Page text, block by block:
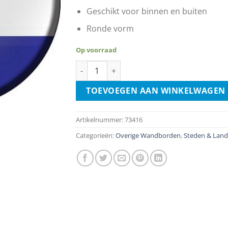
Geschikt voor binnen en buiten
Ronde vorm
Op voorraad
Nederlandse Vlag aantal
TOEVOEGEN AAN WINKELWAGEN
Artikelnummer:73416
Categorieën:Overige Wandborden,Steden &